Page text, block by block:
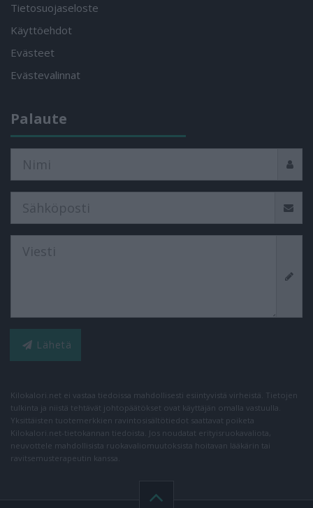
Tietosuojaseloste
Käyttöehdot
Evästeet
Evästevalinnat
Palaute
Lähetä
Kilokalori.net ei vastaa tiedoissa mahdollisesti esiintyvistä virheistä. Tietojen
tulkinta ja niistä tehtävät johtopäätökset ovat käyttäjän omalla vastuulla.
Yksittäisten tuotemerkkien ravintosisältötiedot saattavat poiketa
Kilokalori.net-tietokannan tiedoista. Jos noudatat erityisruokavaliota,
neuvottele mahdollisista ruokavaliomuutoksista hoitavan lääkärin tai
ravitsemusterapeutin kanssa.